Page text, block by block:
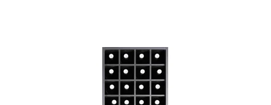
Regál univerzální. Smontováno z výroby
Do 3 týdnů
621660